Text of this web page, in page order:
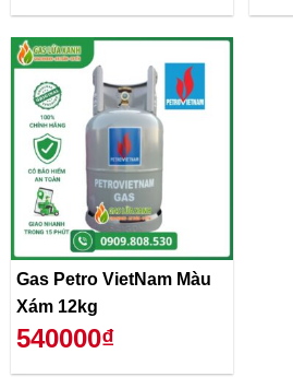
Gas Petro VietNam Màu
Xám 12kg
540000₫